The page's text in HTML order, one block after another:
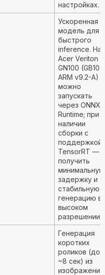
настройках.
Ускоренная
модель для
быстрого
inference. На
Acer Veriton
GN100 (GB10,
ARM v9.2-A)
можно
запускать
через ONNX
Runtime; при
наличии
сборки с
поддержкой
TensorRT —
получить
минимальную
задержку и
стабильную
генерацию в
высоком
разрешении.
Генерация
коротких
роликов (до
~8 сек) из
изображения.